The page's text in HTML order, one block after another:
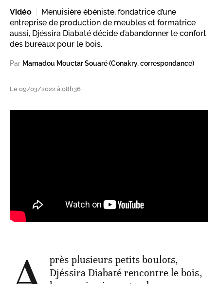
Vidéo
Menuisière ébéniste, fondatrice d’une
entreprise de production de meubles et formatrice
aussi, Djéssira Diabaté décide d’abandonner le confort
des bureaux pour le bois.
Par Mamadou Mouctar Souaré (Conakry, correspondance)
Le 09/03/2022 à 08h36
près plusieurs petits boulots,
Djéssira Diabaté rencontre le bois,